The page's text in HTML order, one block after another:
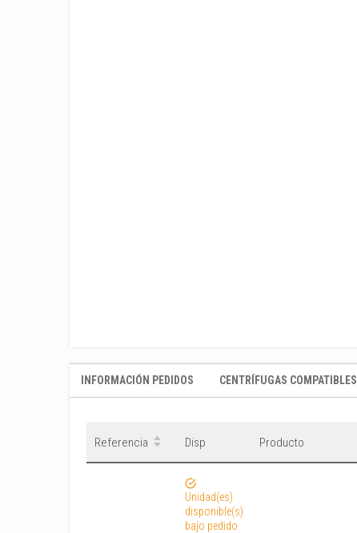
INFORMACIÓN PEDIDOS CENTRÍFUGAS COMPATIBLES
Referencia Disp Producto
Unidad(es)
disponible(s)
bajo pedido